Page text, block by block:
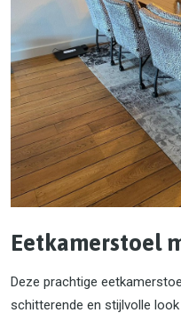
Eetkamerstoel
Deze prachtige
schitterende en stijlvolle